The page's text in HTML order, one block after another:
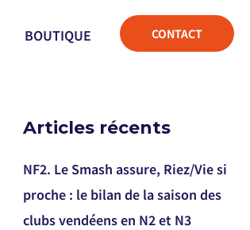
BOUTIQUE CONTACT
Articles récents
NF2. Le Smash assure, Riez/Vie si
proche : le bilan de la saison des
clubs vendéens en N2 et N3